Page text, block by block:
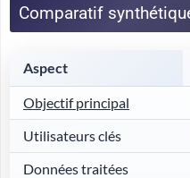
Comparatif
Aspect
Objectif principal
Utilisateurs clés
Données traitées